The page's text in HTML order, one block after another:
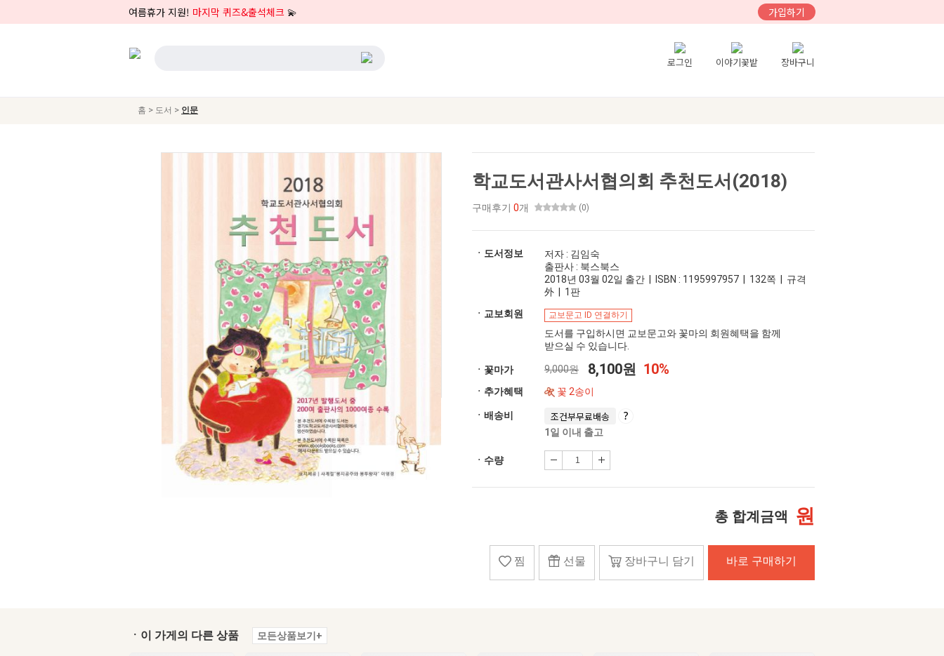
여름휴가 지원! 마지막 퀴즈&출석체크 💫 가입하기
로그인 이야기꽃밭 장바구니
홈 > 도서 > 인문
학교도서관사서협의회 추천도서(2018)
구매후기 0개 (0)
ㆍ도서정보
저자 : 김임숙
출판사 : 북스북스
2018년 03월 02일 출간 | ISBN : 1195997957 | 132쪽 | 규격
外 | 1판
ㆍ교보회원
교보문고 ID 연결하기
도서를 구입하시면 교보문고와 꽃마의 회원혜택을 함께
받으실 수 있습니다.
ㆍ꽃마가 9,000원 8,100원 10%
ㆍ추가혜택 꽃 2송이
ㆍ배송비 조건부무료배송
1일 이내 출고
ㆍ수량
총 합계금액 원
찜 선물 장바구니 담기 바로 구매하기
ㆍ이 가게의 다른 상품 모든상품보기+